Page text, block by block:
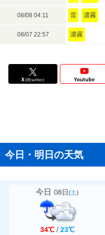
08/08 04:11 雷 濃霧
08/07 22:57 濃霧
今日・明日の天気
今日 08日(土)
34℃ / 23℃